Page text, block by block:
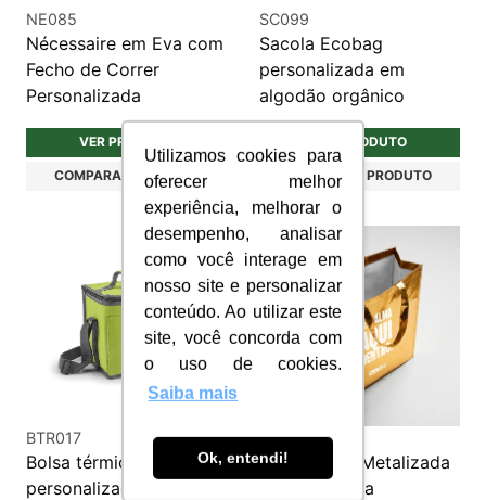
Utilizamos cookies para
oferecer melhor
experiência, melhorar o
desempenho, analisar
como você interage em
nosso site e personalizar
conteúdo. Ao utilizar este
site, você concorda com
o uso de cookies.
Saiba mais
Ok, entendi!
NE085
Nécessaire em Eva com
Fecho de Correr
Personalizada
VER PRODUTO
COMPARAR PRODUTO
SC099
Sacola Ecobag
personalizada em
algodão orgânico
VER PRODUTO
COMPARAR PRODUTO
BTR017
Bolsa térmica 9L
personalizada
SC174
Sacola TNT Metalizada
Personalizada